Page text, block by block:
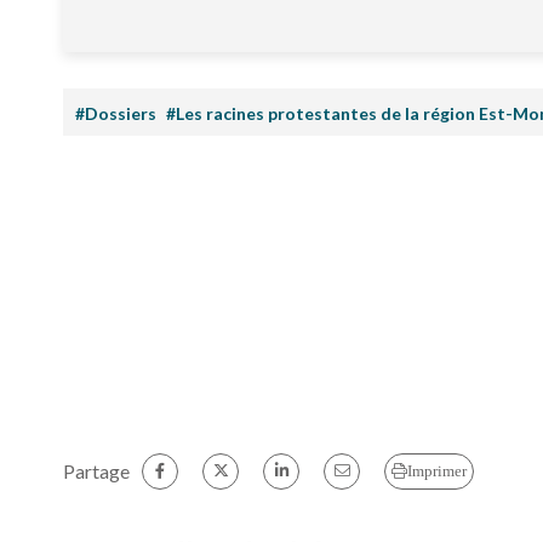
#Dossiers #Les racines protestantes de la région Est-
Partage Imprimer